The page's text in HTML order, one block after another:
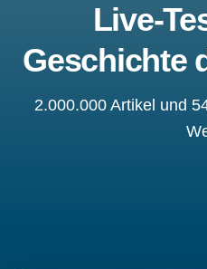
Live-
Geschichte
2.000.000 Artikel und